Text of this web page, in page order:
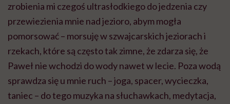
zrobienia mi czegoś ultrasłodkiego do jedzenia czy
przewiezienia mnie nad jezioro, abym mogła
pomorsować – morsuję w szwajcarskich jeziorach i
rzekach, które są często tak zimne, że zdarza się, że
Paweł nie wchodzi do wody nawet w lecie. Poza wodą
sprawdza się u mnie ruch – joga, spacer, wycieczka,
taniec – do tego muzyka na słuchawkach, medytacja,